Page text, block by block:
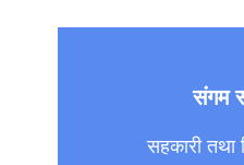
संगम
सहकारी तथा